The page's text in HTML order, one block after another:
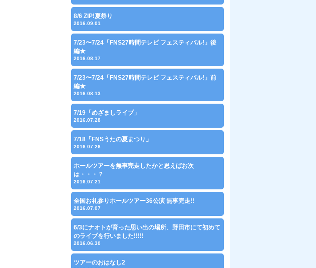
8/6 ZIP!夏祭り
2016.09.01
7/23〜7/24「FNS27時間テレビ フェスティバル!」後
編★
2016.08.17
7/23〜7/24「FNS27時間テレビ フェスティバル!」前
編★
2016.08.13
7/19「めざましライブ」
2016.07.28
7/18「FNSうたの夏まつり」
2016.07.26
ホールツアーを無事完走したかと思えばお次
は・・・？
2016.07.21
全国お礼参りホールツアー36公演 無事完走!!
2016.07.07
6/3にナオトが育った思い出の場所、野田市にて初めて
のライブを行いました!!!!!
2016.06.30
ツアーのおはなし2